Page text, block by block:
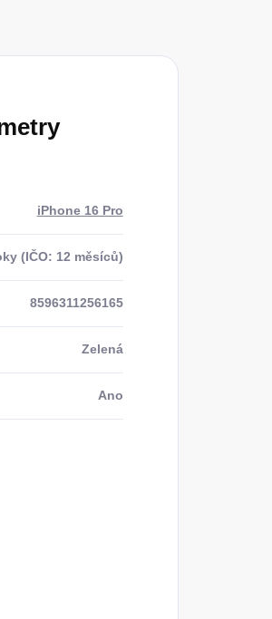
iPhone 16 Pro
(IČO: 12 měsíců)
8596311256165
Zelená
Ano